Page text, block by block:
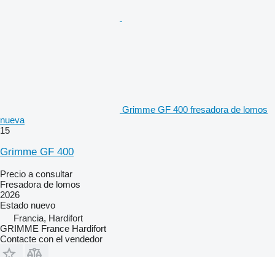
Grimme GF 400 fresadora de lomos
nueva
15
Grimme GF 400
Precio a consultar
Fresadora de lomos
2026
Estado nuevo
Francia, Hardifort
GRIMME France Hardifort
Contacte con el vendedor